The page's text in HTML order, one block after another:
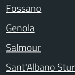
Fossano
Genola
Salmour
Sant'Albano